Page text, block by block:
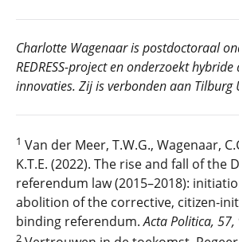
Charlotte Wagenaar is postdoctoraal
REDRESS-project en onderzoekt
innovaties. Zij is verbonden aan Tilburg
1 Van der Meer, T.W.G., Wagenaar,
K.T.E. (2022). The rise and fall of the
referendum law(2015–2018):
abolition of the corrective, citizen-
binding referendum.Acta Politica, 57,
2